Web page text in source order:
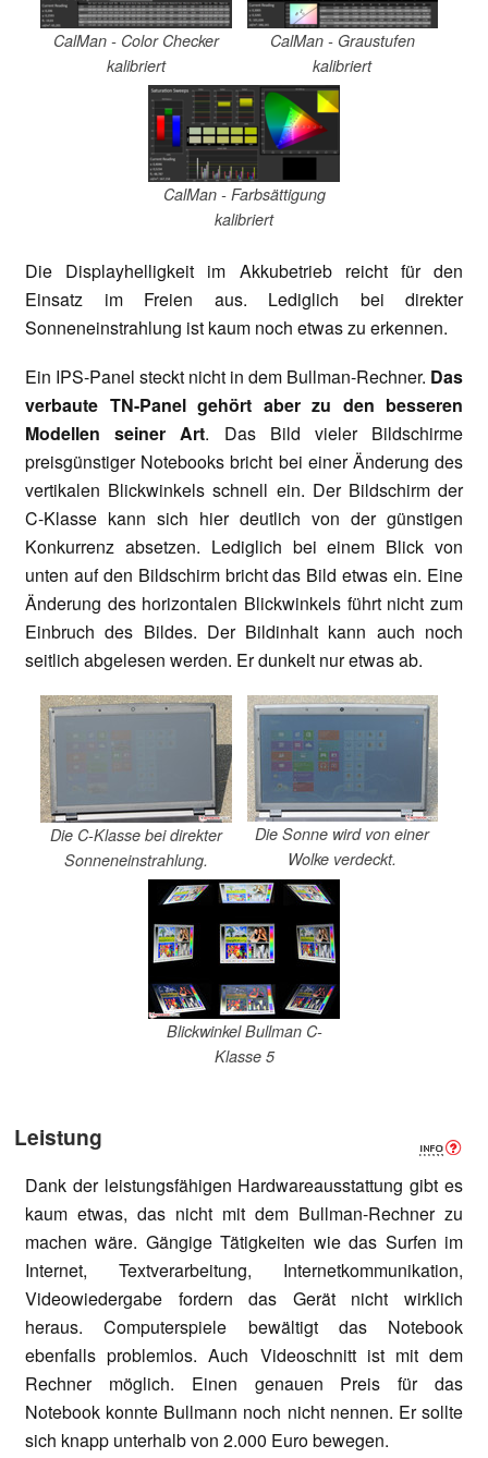
CalMan - Color Checker
kalibriert
CalMan - Graustufen
kalibriert
CalMan - Farbsättigung
kalibriert
Die Displayhelligkeit im Akkubetrieb reicht für den
Einsatz im Freien aus. Lediglich bei direkter
Sonneneinstrahlung ist kaum noch etwas zu erkennen.
Ein IPS-Panel steckt nicht in dem Bullman-Rechner. Das
verbaute TN-Panel gehört aber zu den besseren
Modellen seiner Art. Das Bild vieler Bildschirme
preisgünstiger Notebooks bricht bei einer Änderung des
vertikalen Blickwinkels schnell ein. Der Bildschirm der
C-Klasse kann sich hier deutlich von der günstigen
Konkurrenz absetzen. Lediglich bei einem Blick von
unten auf den Bildschirm bricht das Bild etwas ein. Eine
Änderung des horizontalen Blickwinkels führt nicht zum
Einbruch des Bildes. Der Bildinhalt kann auch noch
seitlich abgelesen werden. Er dunkelt nur etwas ab.
Die C-Klasse bei direkter
Sonneneinstrahlung.
Die Sonne wird von einer
Wolke verdeckt.
Blickwinkel Bullman C-
Klasse 5
Leistung
Dank der leistungsfähigen Hardwareausstattung gibt es
kaum etwas, das nicht mit dem Bullman-Rechner zu
machen wäre. Gängige Tätigkeiten wie das Surfen im
Internet, Textverarbeitung, Internetkommunikation,
Videowiedergabe fordern das Gerät nicht wirklich
heraus. Computerspiele bewältigt das Notebook
ebenfalls problemlos. Auch Videoschnitt ist mit dem
Rechner möglich. Einen genauen Preis für das
Notebook konnte Bullmann noch nicht nennen. Er sollte
sich knapp unterhalb von 2.000 Euro bewegen.